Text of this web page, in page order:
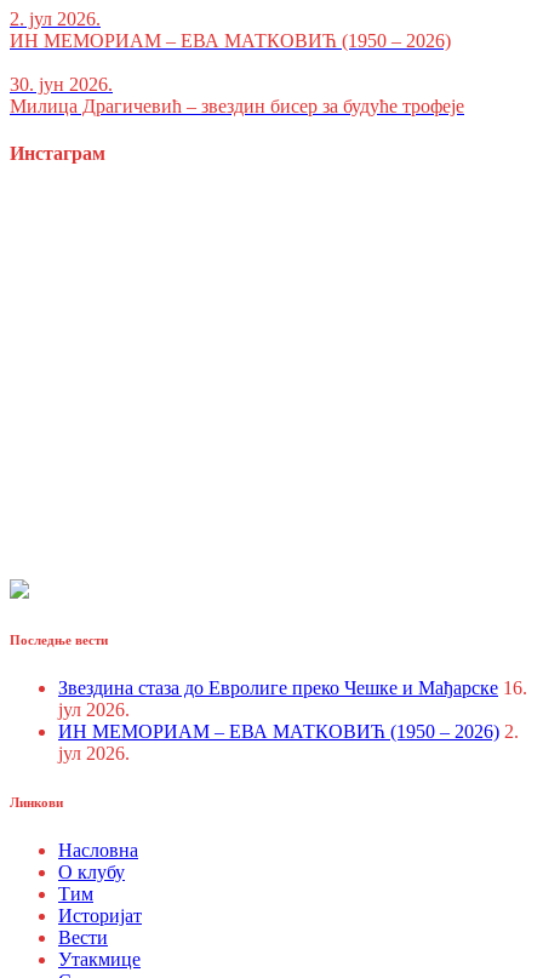
2. јул 2026.
ИН МЕМОРИАМ – ЕВА МАТКОВИЋ (1950 – 2026)
30. јун 2026.
Милица Драгичевић – звездин бисер за будуће трофеје
Инстаграм
Последње вести
Звездина стаза до Евролиге преко Чешке и Мађарске 16.
јул 2026.
ИН МЕМОРИАМ – ЕВА МАТКОВИЋ (1950 – 2026) 2.
јул 2026.
Линкови
Насловна
О клубу
Тим
Историјат
Вести
Утакмице